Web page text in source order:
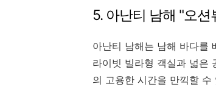
5. 아난티 남해 "오
아난티 남해는 남해 바다를
라이빗 빌라형 객실과 넓은
의 고용한 시간을 만끽할 수